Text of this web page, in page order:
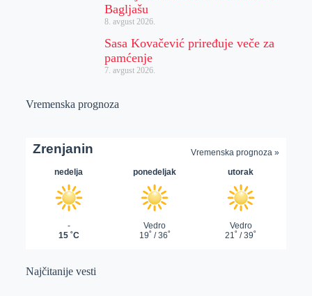
Bagljašu
8. avgust 2026.
Sasa Kovačević priređuje veče za
pamćenje
7. avgust 2026.
Vremenska prognoza
Najčitanije vesti